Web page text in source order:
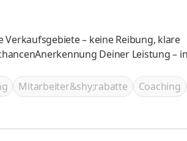
– keine Reibung, klare
Deiner Leistung –
Mitarbeiter&shy;rabatte Coaching